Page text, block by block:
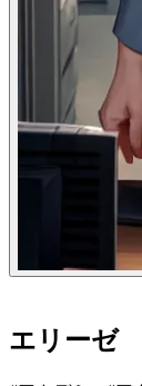
エリーゼ